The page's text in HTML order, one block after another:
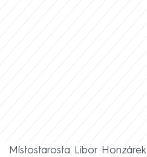
Místostarosta Libor